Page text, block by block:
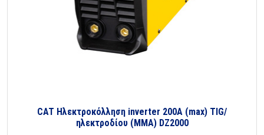
CAT Ηλεκτροκόλληση inverter 200A (max) TIG/
ηλεκτροδίου (MMA) DZ2000